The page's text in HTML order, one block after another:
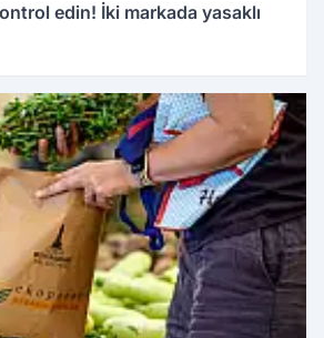
edin! İki markada yasaklı